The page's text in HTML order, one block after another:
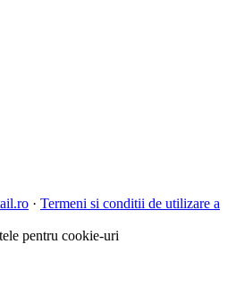
· Termeni si conditii de utilizare a
pentru cookie-uri